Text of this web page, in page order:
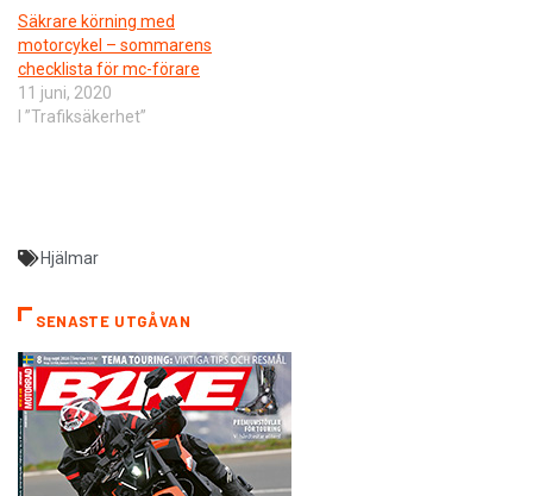
Säkrare körning med
motorcykel – sommarens
checklista för mc-förare
11 juni, 2020
I ”Trafiksäkerhet”
Hjälmar
SENASTE UTGÅVAN